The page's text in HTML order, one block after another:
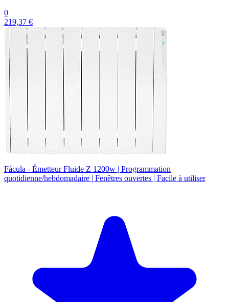
0
219,37 €
Fácula - Émetteur Fluide Z 1200w | Programmation
quotidienne/hebdomadaire | Fenêtres ouvertes | Facile à utiliser